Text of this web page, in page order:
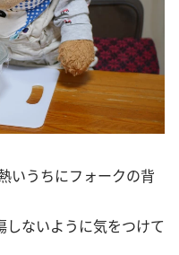
いうちにフォークの背
ないように気をつけて